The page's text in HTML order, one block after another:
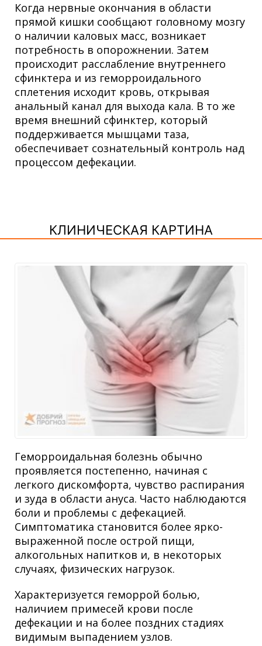
Когда нервные окончания в области
прямой кишки сообщают головному мозгу
о наличии каловых масс, возникает
потребность в опорожнении. Затем
происходит расслабление внутреннего
сфинктера и из геморроидального
сплетения исходит кровь, открывая
анальный канал для выхода кала. В то же
время внешний сфинктер, который
поддерживается мышцами таза,
обеспечивает сознательный контроль над
процессом дефекации.
КЛИНИЧЕСКАЯ КАРТИНА
Геморроидальная болезнь обычно
проявляется постепенно, начиная с
легкого дискомфорта, чувство распирания
и зуда в области ануса. Часто наблюдаются
боли и проблемы с дефекацией.
Симптоматика становится более ярко-
выраженной после острой пищи,
алкогольных напитков и, в некоторых
случаях, физических нагрузок.
Характеризуется геморрой болью,
наличием примесей крови после
дефекации и на более поздних стадиях
видимым выпадением узлов.